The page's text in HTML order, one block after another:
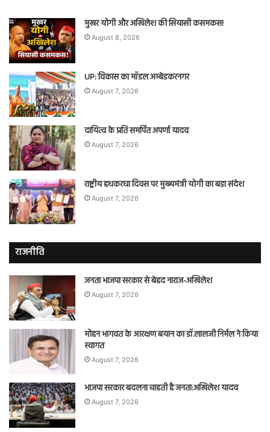
मुखर योगी और अखिलेश की सियासी कसमकस!
August 8, 2026
UP: विकास का मॉडल अम्बेडकरनगर
August 7, 2026
दायित्व के प्रति समर्पित अपर्णा यादव
August 7, 2026
राष्ट्रीय हथकरघा दिवस पर मुख्यमंत्री योगी का बड़ा संदेश
August 7, 2026
राजनीति
जनता भाजपा सरकार से बेहद नाराज-अखिलेश
August 7, 2026
मोहन भागवत के आरक्षण बयान का डॉ.लालजी निर्मल ने किया
स्वागत
August 7, 2026
भाजपा सरकार बदलना चाहती है जनता:अखिलेश यादव
August 7, 2026